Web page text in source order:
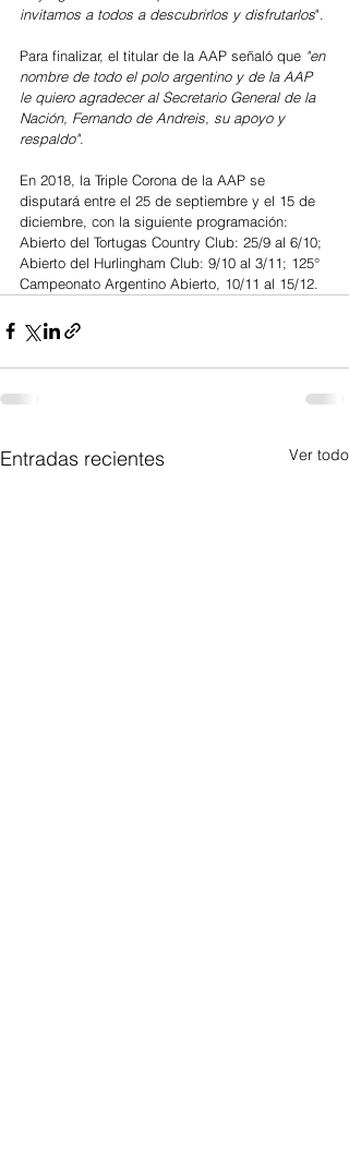
invitamos a todos a descubrirlos y disfrutarlos".
Para finalizar, el titular de la AAP señaló que "en
nombre de todo el polo argentino y de la AAP
le quiero agradecer al Secretario General de la
Nación, Fernando de Andreis, su apoyo y
respaldo".
En 2018, la Triple Corona de la AAP se
disputará entre el 25 de septiembre y el 15 de
diciembre, con la siguiente programación:
Abierto del Tortugas Country Club: 25/9 al 6/10;
Abierto del Hurlingham Club: 9/10 al 3/11; 125°
Campeonato Argentino Abierto, 10/11 al 15/12.
Entradas recientes Ver todo